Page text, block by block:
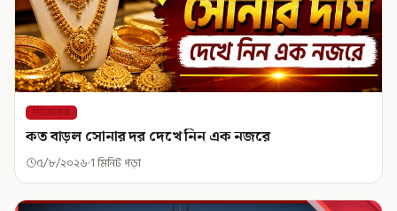
শিরোনাম
কত বাড়ল সোনার দর দেখে নিন এক নজরে
৫/৮/২০২৬ 1 মিনিট পড়া